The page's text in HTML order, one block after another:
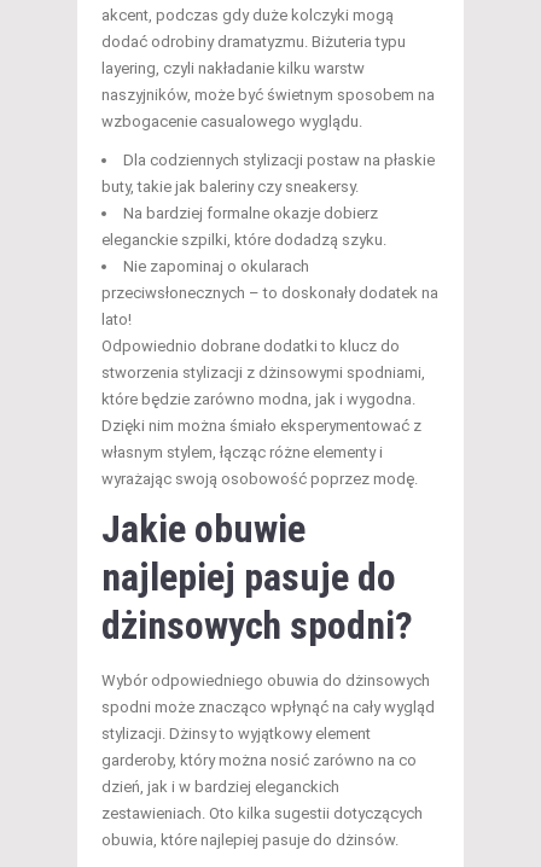
akcent, podczas gdy duże kolczyki mogą
dodać odrobiny dramatyzmu. Biżuteria typu
layering, czyli nakładanie kilku warstw
naszyjników, może być świetnym sposobem na
wzbogacenie casualowego wyglądu.
Dla codziennych stylizacji postaw na płaskie
buty, takie jak baleriny czy sneakersy.
Na bardziej formalne okazje dobierz
eleganckie szpilki, które dodadzą szyku.
Nie zapominaj o okularach
przeciwsłonecznych – to doskonały dodatek na
lato!
Odpowiednio dobrane dodatki to klucz do
stworzenia stylizacji z dżinsowymi spodniami,
które będzie zarówno modna, jak i wygodna.
Dzięki nim można śmiało eksperymentować z
własnym stylem, łącząc różne elementy i
wyrażając swoją osobowość poprzez modę.
Jakie obuwie
najlepiej pasuje do
dżinsowych spodni?
Wybór odpowiedniego obuwia do dżinsowych
spodni może znacząco wpłynąć na cały wygląd
stylizacji. Dżinsy to wyjątkowy element
garderoby, który można nosić zarówno na co
dzień, jak i w bardziej eleganckich
zestawieniach. Oto kilka sugestii dotyczących
obuwia, które najlepiej pasuje do dżinsów.